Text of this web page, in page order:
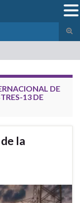
el
DE
13 DE
la